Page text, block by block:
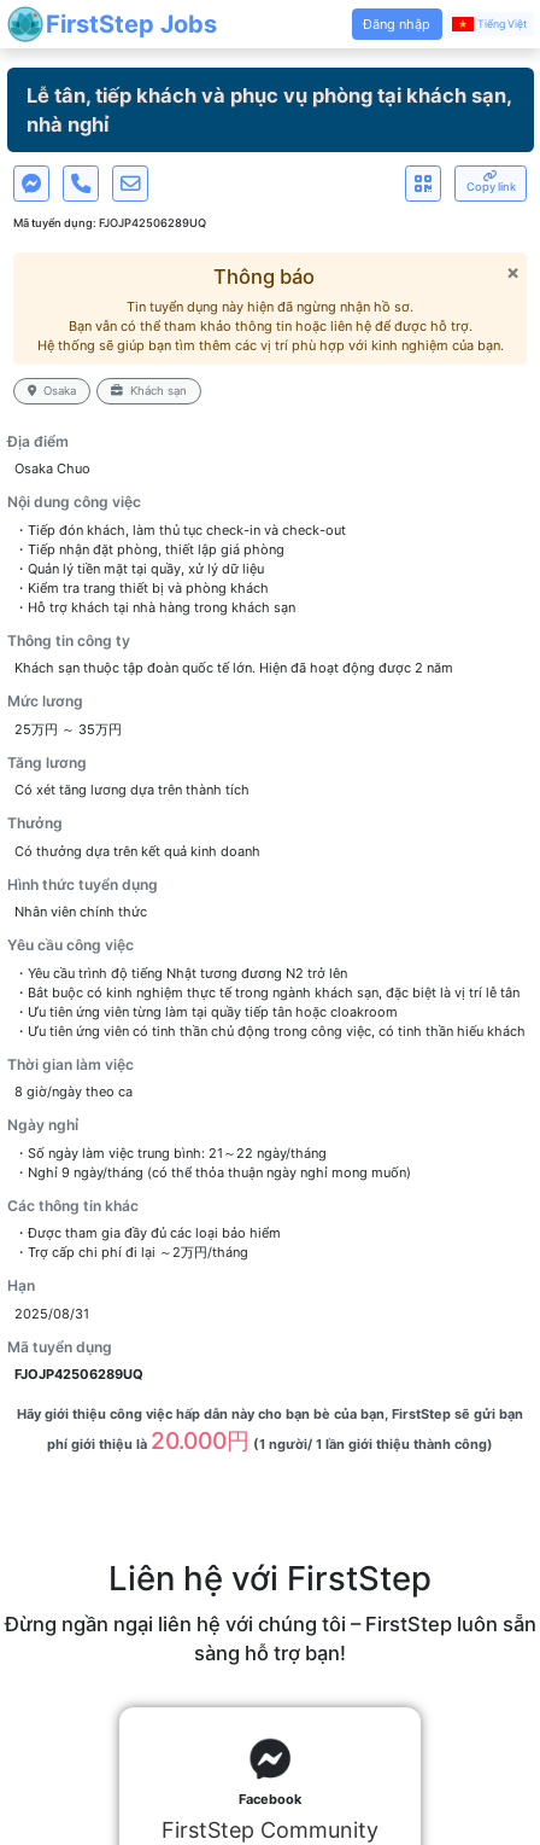
FirstStep Jobs Đăng nhập Tiếng Việt
Lễ tân, tiếp khách và phục vụ phòng tại khách sạn,
nhà nghỉ
Copy link
Mã tuyển dụng: FJOJP42506289UQ
×
Thông báo
Tin tuyển dụng này hiện đã ngừng nhận hồ sơ.
Bạn vẫn có thể tham khảo thông tin hoặc liên hệ để được hỗ trợ.
Hệ thống sẽ giúp bạn tìm thêm các vị trí phù hợp với kinh nghiệm của bạn.
Osaka Khách sạn
Địa điểm
Osaka Chuo
Nội dung công việc
・Tiếp đón khách, làm thủ tục check-in và check-out
・Tiếp nhận đặt phòng, thiết lập giá phòng
・Quản lý tiền mặt tại quầy, xử lý dữ liệu
・Kiểm tra trang thiết bị và phòng khách
・Hỗ trợ khách tại nhà hàng trong khách sạn
Thông tin công ty
Khách sạn thuộc tập đoàn quốc tế lớn. Hiện đã hoạt động được 2 năm
Mức lương
25万円 ～ 35万円
Tăng lương
Có xét tăng lương dựa trên thành tích
Thưởng
Hình thức tuyển dụng
Nhân viên chính thức
Yêu cầu công việc
・Yêu cầu trình độ tiếng Nhật tương đương N2 trở lên
・Bắt buộc có kinh nghiệm thực tế trong ngành khách sạn, đặc biệt là vị trí lễ tân
・Ưu tiên ứng viên từng làm tại quầy tiếp tân hoặc cloakroom
・Ưu tiên ứng viên có tinh thần chủ động trong công việc, có tinh thần hiếu khách
Thời gian làm việc
8 giờ/ngày theo ca
Ngày nghỉ
・Số ngày làm việc trung bình: 21～22 ngày/tháng
・Nghỉ 9 ngày/tháng (có thể thỏa thuận ngày nghỉ mong muốn)
Các thông tin khác
・Được tham gia đầy đủ các loại bảo hiểm
・Trợ cấp chi phí đi lại ～2万円/tháng
Hạn
2025/08/31
Mã tuyển dụng
FJOJP42506289UQ
Hãy giới thiệu công việc hấp dẫn này cho bạn bè của bạn, FirstStep sẽ gửi bạn
phí giới thiệu là 20.000円 (1 người/ 1 lần giới thiệu thành công)
Liên hệ với FirstStep
Đừng ngần ngại liên hệ với chúng tôi – FirstStep luôn sẵn
sàng hỗ trợ bạn!
Facebook
FirstStep Community